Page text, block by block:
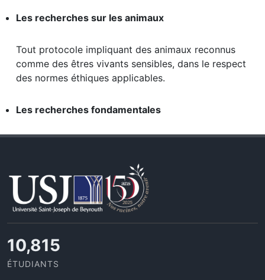
Les recherches sur les animaux
Tout protocole impliquant des animaux reconnus
comme des êtres vivants sensibles, dans le respect
des normes éthiques applicables.
Les recherches fondamentales
11,727
ÉTUDIANTS